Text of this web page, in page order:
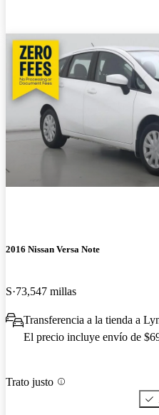
2016 Nissan Versa Note
S 73,547 millas
Transferencia a la tienda a
El precio incluye envío de
Trato justo